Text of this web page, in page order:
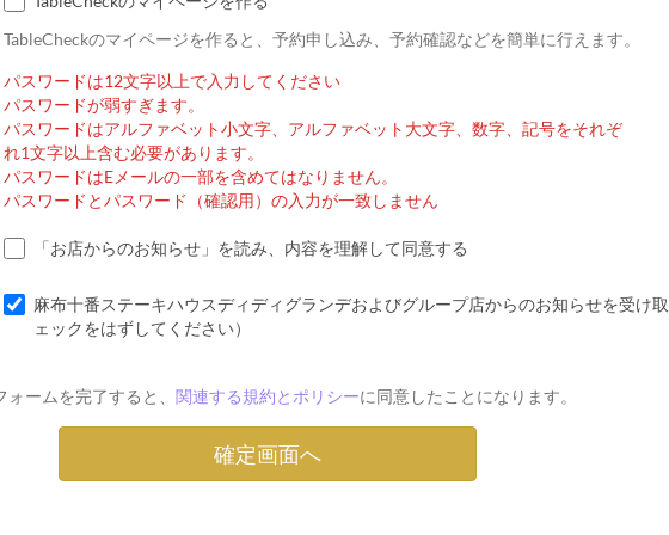
TableCheckのマイページを作ると、予約申し込み、予約確認などを簡単に行えます。
パスワードは12文字以上で入力してください
パスワードが弱すぎます。
パスワードはアルファベット小文字、アルファベット大文字、数字、記号をそれぞ
れ1文字以上含む必要があります。
パスワードはEメールの一部を含めてはなりません。
パスワードとパスワード（確認用）の入力が一致しません
「お店からのお知らせ」を読み、内容を理解して同意する
麻布十番ステーキハウスディディグランデおよびグループ店からのお知らせを受け
ェックをはずしてください）
ォームを完了すると、 関連する規約とポリシーに同意したことになります。